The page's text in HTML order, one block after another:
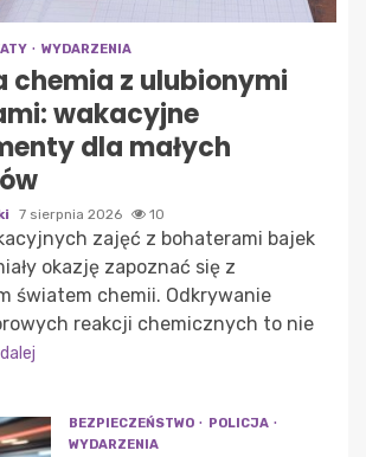
WYDARZENIA
chemia z ulubionymi
wakacyjne
dla małych
7 sierpnia 2026 10
zajęć z bohaterami bajek
okazję zapoznać się z
światem chemii. Odkrywanie
reakcji chemicznych to nie
BEZPIECZEŃSTWO
POLICJA
WYDARZENIA